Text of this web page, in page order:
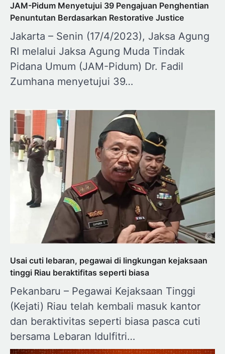
JAM-Pidum Menyetujui 39 Pengajuan Penghentian
Penuntutan Berdasarkan Restorative Justice
Jakarta – Senin (17/4/2023), Jaksa Agung
RI melalui Jaksa Agung Muda Tindak
Pidana Umum (JAM-Pidum) Dr. Fadil
Zumhana menyetujui 39…
Usai cuti lebaran, pegawai di lingkungan kejaksaan
tinggi Riau beraktifitas seperti biasa
Pekanbaru – Pegawai Kejaksaan Tinggi
(Kejati) Riau telah kembali masuk kantor
dan beraktivitas seperti biasa pasca cuti
bersama Lebaran Idulfitri…